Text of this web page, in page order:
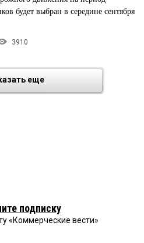
будет выбран в середине сентября
3910
еще
подписку
«Коммерческие вести»